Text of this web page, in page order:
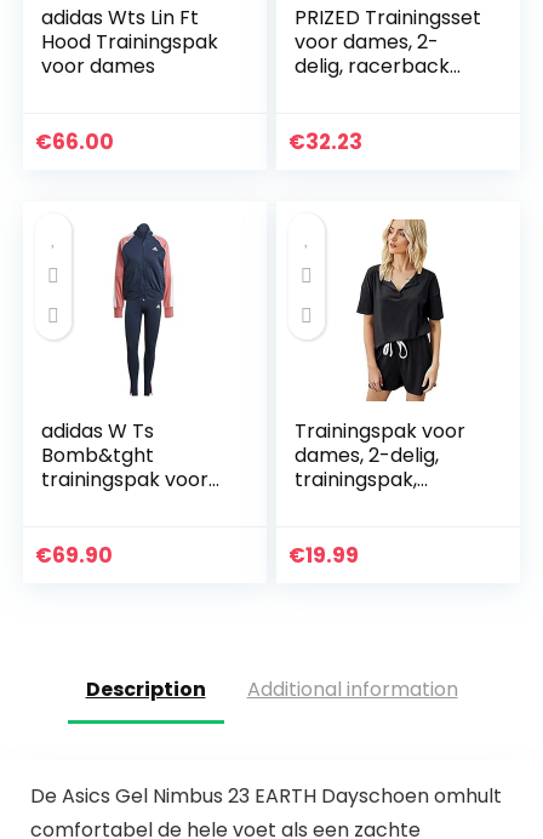
adidas Wts Lin Ft
Hood Trainingspak
voor dames
€66.00
PRIZED Trainingsset
voor dames, 2-
delig, racerback
sportbeha en hoge
€32.23
adidas W Ts
Bomb&tght
trainingspak voor
€69.90
Trainingspak voor
dames, 2-delig,
trainingspak,
sportpak, top +
€19.99
Description Additional information
De Asics Gel Nimbus 23 EARTH Dayschoen omhult
comfortabel de hele voet als een zachte